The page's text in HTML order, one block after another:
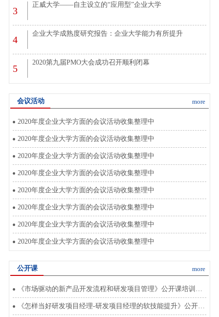
3
正威大学——自主设立的“应用型”企业大学
4
企业大学成熟度研究报告：企业大学能力有所提升
5
2020第九届PMO大会成功召开顺利闭幕
more
会议活动
2020年度企业大学方面的会议活动收集整理中
2020年度企业大学方面的会议活动收集整理中
2020年度企业大学方面的会议活动收集整理中
2020年度企业大学方面的会议活动收集整理中
2020年度企业大学方面的会议活动收集整理中
2020年度企业大学方面的会议活动收集整理中
2020年度企业大学方面的会议活动收集整理中
2020年度企业大学方面的会议活动收集整理中
more
公开课
《怎样当好研发项目经理-研发项目经理的软技能提升》公开课将于2020年3月在北上深开班